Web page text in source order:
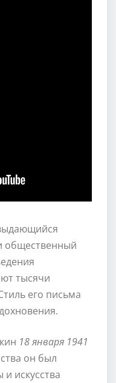
общественный
тысячи
его письма
18 января 1941
он был
искусства